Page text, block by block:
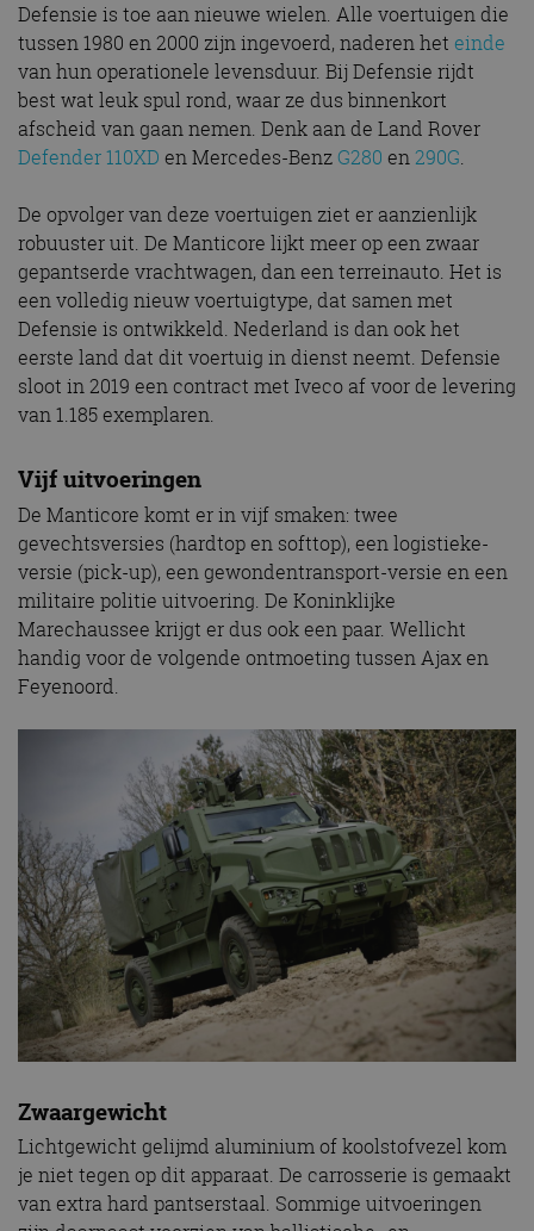
Defensie is toe aan nieuwe wielen. Alle voertuigen die
tussen 1980 en 2000 zijn ingevoerd, naderen het einde
van hun operationele levensduur. Bij Defensie rijdt
best wat leuk spul rond, waar ze dus binnenkort
afscheid van gaan nemen. Denk aan de Land Rover
Defender 110XD en Mercedes-BenzG280 en290G.
De opvolger van deze voertuigen ziet er aanzienlijk
robuuster uit. De Manticore lijkt meer op een zwaar
gepantserde vrachtwagen, dan een terreinauto. Het is
een volledig nieuw voertuigtype, dat samen met
Defensie is ontwikkeld. Nederland is dan ook het
eerste land dat dit voertuig in dienst neemt. Defensie
sloot in 2019 een contract met Iveco af voor de levering
van 1.185 exemplaren.
Vijf uitvoeringen
De Manticore komt er in vijf smaken: twee
gevechtsversies (hardtop en softtop), een logistieke-
versie (pick-up), een gewondentransport-versie en een
militaire politie uitvoering. De Koninklijke
Marechaussee krijgt er dus ook een paar. Wellicht
handig voor de volgende ontmoeting tussen Ajax en
Feyenoord.
Zwaargewicht
Lichtgewicht gelijmd aluminium of koolstofvezel kom
je niet tegen op dit apparaat. De carrosserie is gemaakt
van extra hard pantserstaal. Sommige uitvoeringen